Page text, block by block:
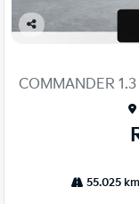
lhe
COMMANDER
55.025 km